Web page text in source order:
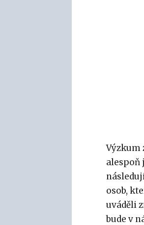
Výzkum
alespoň
osob,
uváděli
bude v